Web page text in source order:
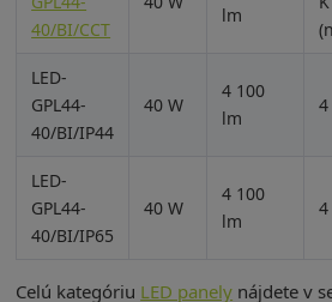
40/BI/CCT
lm
LED-
GPL44-
40/BI/IP44
40 W
4 100
lm
LED-
GPL44-
40/BI/IP65
40 W
4 100
lm
Celú kategóriu LED panely nájdete v